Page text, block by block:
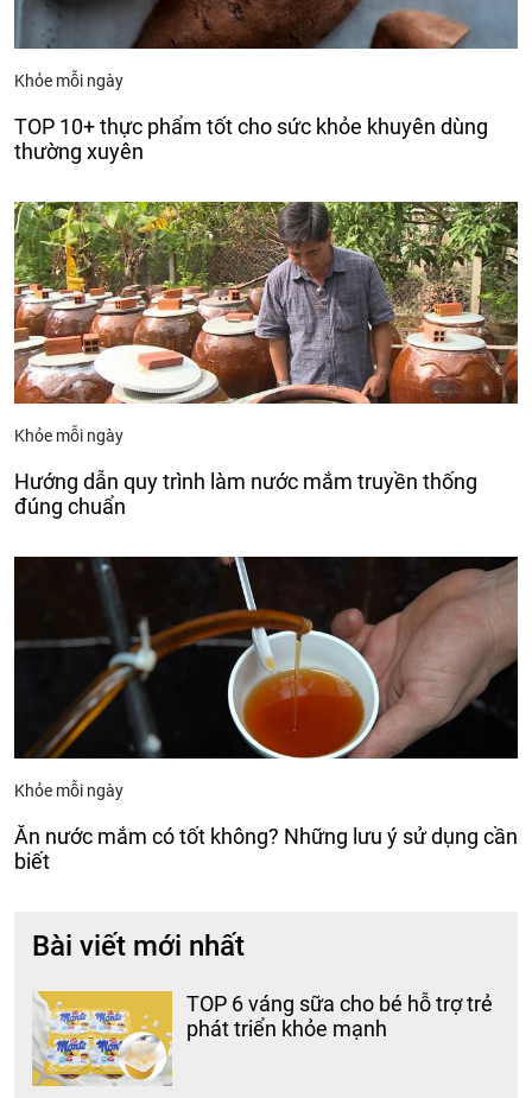
Khỏe mỗi ngày
TOP 10+ thực phẩm tốt cho sức khỏe khuyên dùng
thường xuyên
Khỏe mỗi ngày
Hướng dẫn quy trình làm nước mắm truyền thống
đúng chuẩn
Khỏe mỗi ngày
Ăn nước mắm có tốt không? Những lưu ý sử dụng cần
biết
Bài viết mới nhất
TOP 6 váng sữa cho bé hỗ trợ trẻ
phát triển khỏe mạnh